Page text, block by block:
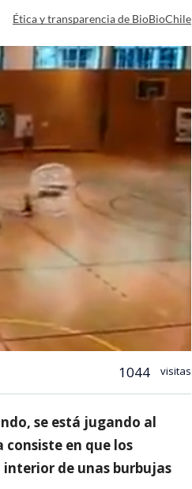
Ética y transparencia de BioBioChile
1044 visitas
se está jugando al
en que los
de unas burbujas